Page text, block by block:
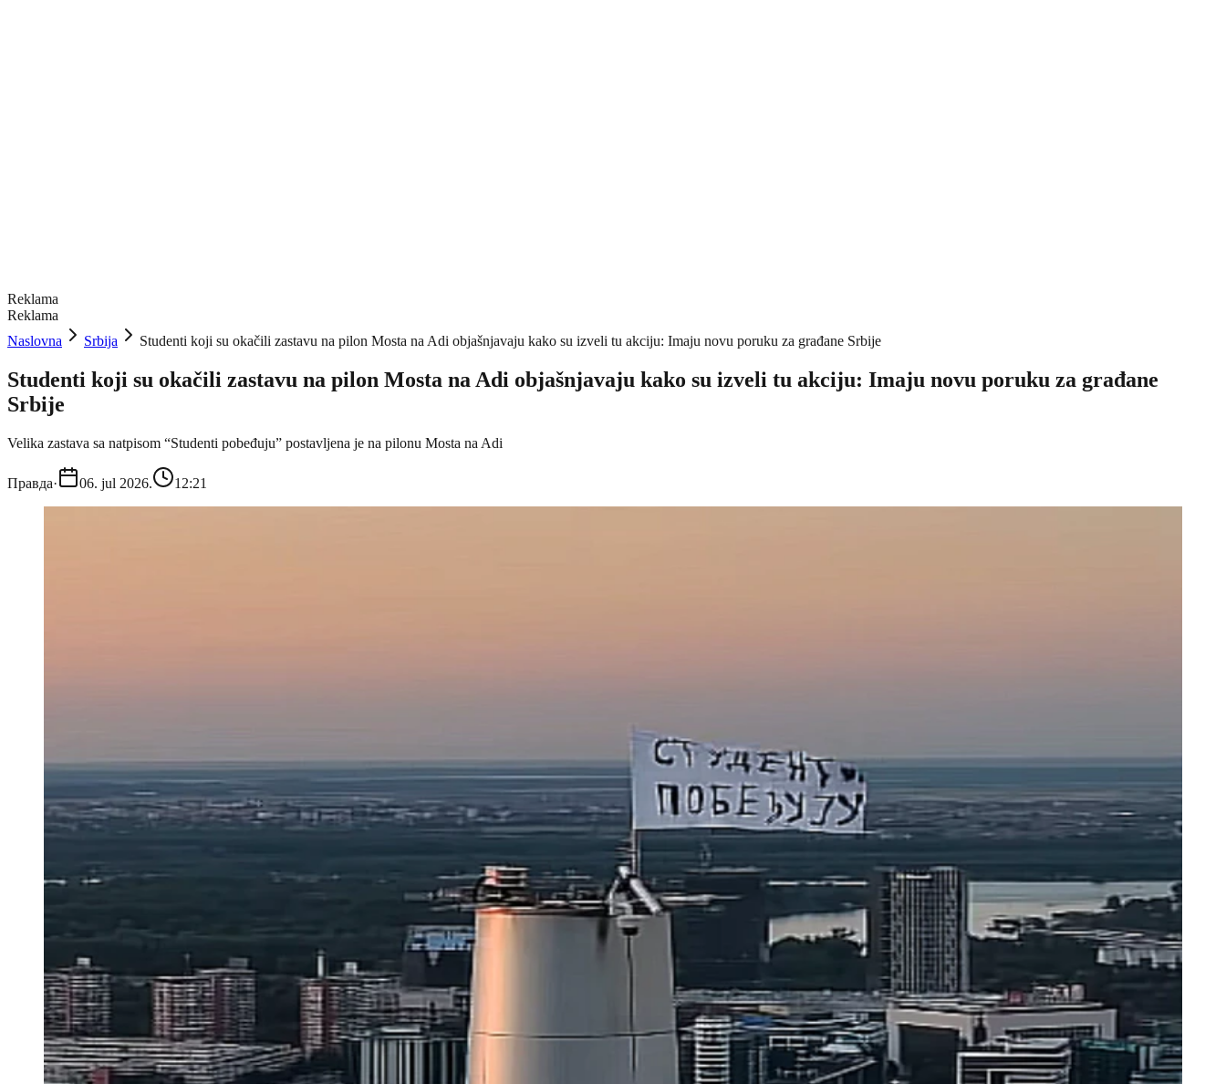
Reklama
Reklama
Naslovna
Srbija Studenti koji su okačili zastavu na pilon Mosta na Adi objašnjavaju kako su izveli tu akciju: Imaju novu poruku za građane Srbije
Studenti koji su okačili zastavu na pilon Mosta na Adi objašnjavaju kako su izveli tu akciju: Imaju novu poruku za građane
Srbije
Velika zastava sa natpisom “Studenti pobeđuju” postavljena je na pilonu Mosta na Adi
Правда· 06. jul 2026. 12:21